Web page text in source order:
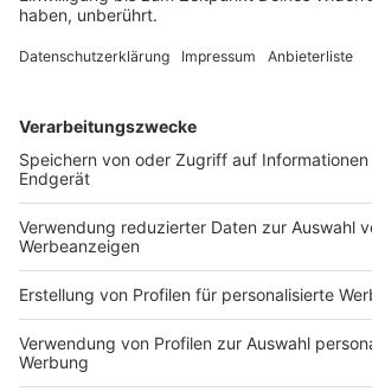
schwere Verletzung mit ihr gemacht hat.
DEINE GEMERKTEN ARTIKEL
Du hast dir noch keine Artikel gemerkt